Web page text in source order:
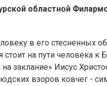
областной
в его стесненных
на пути человека к
заклание» Иисус
взоров ковчег -